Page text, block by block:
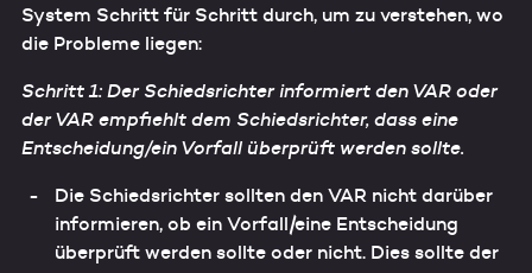
System Schritt für Schritt durch, um zu verstehen, wo
die Probleme liegen:
Schritt 1: Der Schiedsrichter informiert den VAR oder
der VAR empfiehlt dem Schiedsrichter, dass eine
Entscheidung/ein Vorfall überprüft werden sollte.
Die Schiedsrichter sollten den VAR nicht darüber
informieren, ob ein Vorfall/eine Entscheidung
überprüft werden sollte oder nicht. Dies sollte der